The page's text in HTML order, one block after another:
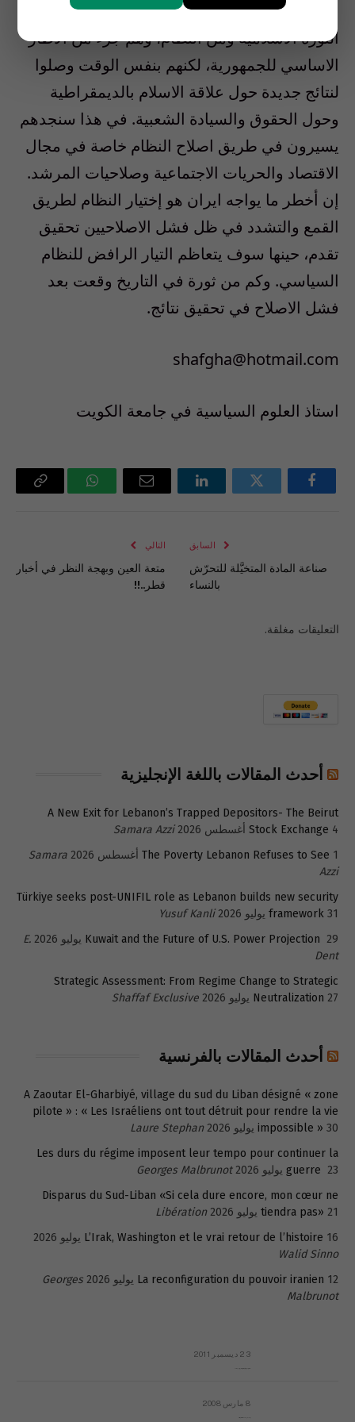
الشخصيات الاصلاحية الاساسية جاءت من عباءة
الثورة الاسلامية ومن النظام، وهم جزء من ألاطار
الاساسي للجمهورية، لكنهم بنفس الوقت وصلوا
لنتائج جديدة حول علاقة الاسلام بالديمقراطية
وحول الحقوق والسيادة الشعبية. في هذا سنجدهم
يسيرون في طريق اصلاح النظام خاصة في مجال
الاقتصاد والحريات الاجتماعية وصلاحيات المرشد.
إن أخطر ما يواجه ايران هو إختيار النظام لطريق
القمع والتشدد في ظل فشل الاصلاحيين تحقيق
تقدم، حينها سوف يتعاظم التيار الرافض للنظام
السياسي. وكم من ثورة في التاريخ وقعت بعد
فشل الاصلاح في تحقيق نتائج.
shafgha@hotmail.com
استاذ العلوم السياسية في جامعة الكويت
فيسبوك تويتر لينكدإن
البريد
واتساب Copy
السابق
صناعة المادة المتخيَّلة للتحرّش
بالنساء
التالي
متعة العين وبهجة النظر في أخبار
قطر..!!
التعليقات مغلقة.
أحدث المقالات باللغة الإنجليزية
A New Exit for Lebanon’s Trapped Depositors- The Beirut
Stock Exchange 4 أغسطس 2026
Samara Azzi
The Poverty Lebanon Refuses to See 1 أغسطس 2026
Samara
Azzi
Türkiye seeks post-UNIFIL role as Lebanon builds new security
framework 31 يوليو 2026
Yusuf Kanli
Kuwait and the Future of U.S. Power Projection 29 يوليو 2026
E.
Dent
Strategic Assessment: From Regime Change to Strategic
Neutralization 27 يوليو 2026 Shaffaf Exclusive
أحدث المقالات بالفرنسية
A Zaoutar El-Gharbiyé, village du sud du Liban désigné « zone
pilote » : « Les Israéliens ont tout détruit pour rendre la vie
impossible » 30 يوليو 2026
Laure Stephan
Les durs du régime imposent leur tempo pour continuer la
guerre 23 يوليو 2026
Georges Malbrunot
Disparus du Sud-Liban «Si cela dure encore, mon cœur ne
tiendra pas» 21 يوليو 2026
Libération
L’Irak, Washington et le vrai retour de l’histoire 16 يوليو 2026
Walid Sinno
La reconfiguration du pouvoir iranien 12 يوليو 2026
Georges
Malbrunot
23 ديسمبر 2011
8 مارس 2008